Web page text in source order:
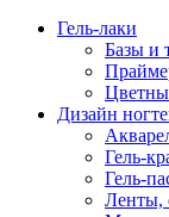
Гель-лаки
Базы и
Дизайн
Гель-
Гель-
Ленты,